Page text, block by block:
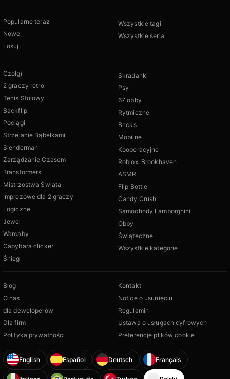
Popularne teraz
Nowe
Losuj
Wszystkie tagi
Wszystkie seria
Czołgi
2 graczy retro
Tenis Stołowy
Backflip
Pociągi
Strzelanie Bąbelkami
Slenderman
Zarządzanie Czasem
Transformers
Mistrzostwa Świata
Imprezowe dla 2 graczy
Logiczne
Jewel
Warcaby
Capybara clicker
Śnieg
Skradanki
Psy
67 obby
Rytmiczne
Bricks
Mobilne
Kooperacyjne
Roblox: Brookhaven
ASMR
Flip Bottle
Candy Crush
Samochody Lamborghini
Obby
Świąteczne
Wszystkie kategorie
Blog
O nas
dla deweloperów
Dla firm
Polityka prywatności
Kontakt
Notice o usunięciu
Regulamin
Ustawa o usługach cyfrowych
Preferencje plików cookie
English Español Deutsch Français